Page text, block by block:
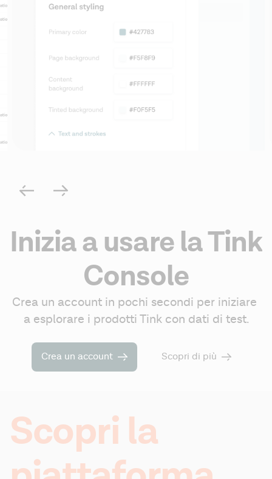
Inizia a usare la Tink
Console
Crea un account in pochi secondi per iniziare
a esplorare i prodotti Tink con dati di test.
Crea un account Scopri di più
Scopri la